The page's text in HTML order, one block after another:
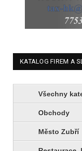
KATALOG FIREM A
Všechny
Obchody
Město Zubří